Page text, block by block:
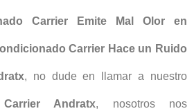
Carrier Emite Mal Olor en
Carrier Hace un Ruido
, no dude en llamar a nuestro
Andratx, nosotros nos